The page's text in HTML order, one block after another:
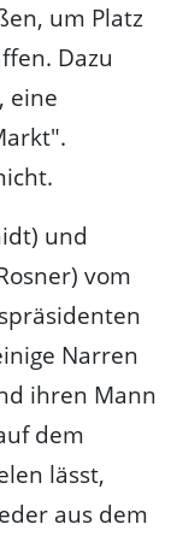
um Platz
Dazu
eine
und
vom
Narren
ihren Mann
dem
lässt,
aus dem